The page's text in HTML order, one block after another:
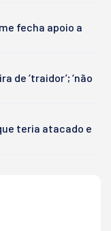
fecha apoio a
de ‘traidor’; ‘não
teria atacado e